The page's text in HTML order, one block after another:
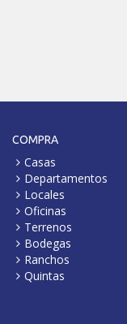
COMPRA
Casas
Departamentos
Locales
Oficinas
Terrenos
Bodegas
Ranchos
Quintas